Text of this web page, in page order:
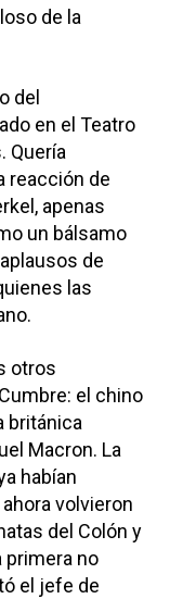
de la
del
en el Teatro
Quería
reacción de
apenas
un bálsamo
de
las
otros
el chino
británica
Macron. La
habían
volvieron
del Colón y
primera no
el jefe de